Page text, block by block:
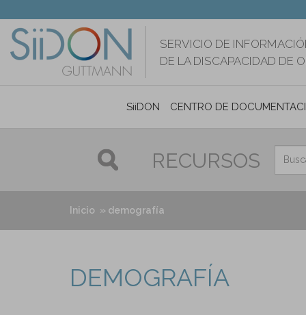
contenido
principal
SERVICIO DE
DE LA DISCAPACIDAD DE
SiiDON CENTRO DE
RECURSOS
Inicio demografía
DEMOGRAFÍA